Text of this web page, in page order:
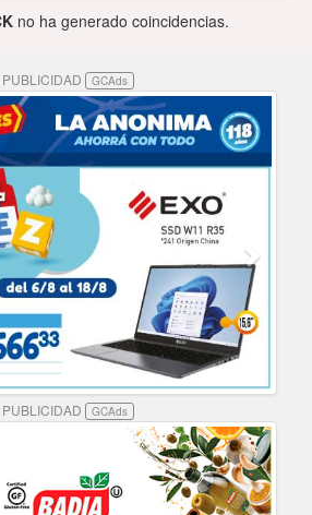
Tiendacores
Contactenos
no ha generado coincidencias.
PUBLICIDAD GCAds
PUBLICIDAD GCAds